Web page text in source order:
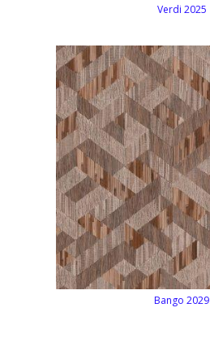
Verdi 2025
Bango 2029